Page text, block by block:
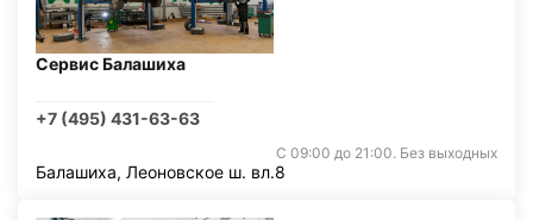
Сервис Балашиха
+7 (495) 431-63-63
С 09:00 до 21:00. Без выходных
Балашиха, Леоновское ш. вл.8